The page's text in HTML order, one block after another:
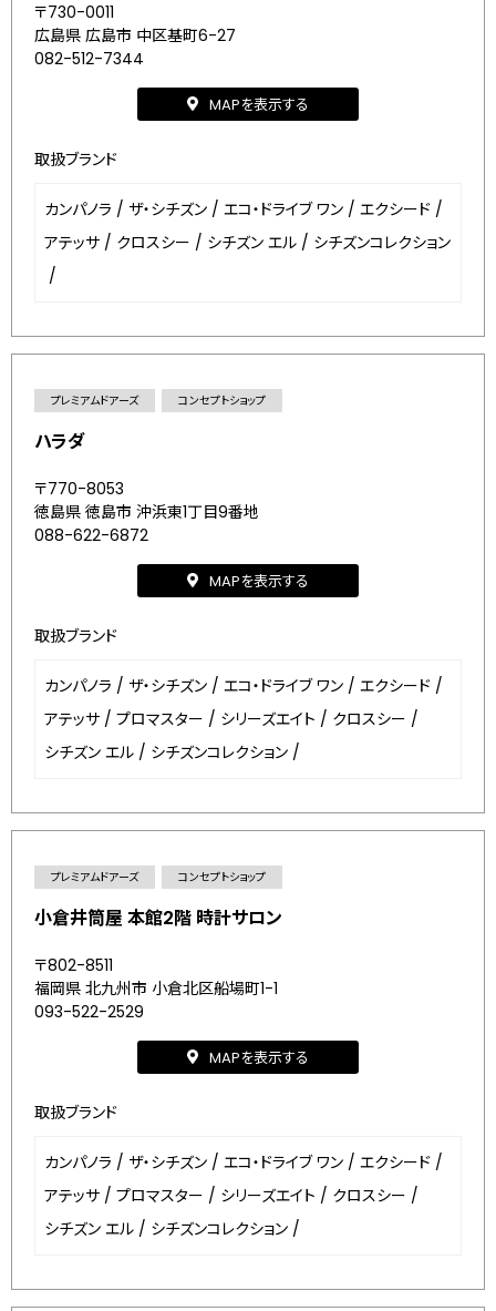
〒730-0011
広島県 広島市 中区基町6-27
082-512-7344
MAPを表示する
取扱ブランド
カンパノラ / ザ・シチズン / エコ・ドライブ ワン / エクシード /
アテッサ / クロスシー / シチズン エル / シチズンコレクション
/
プレミアムドアーズ コンセプトショップ
ハラダ
〒770-8053
徳島県 徳島市 沖浜東1丁目9番地
088-622-6872
MAPを表示する
取扱ブランド
カンパノラ / ザ・シチズン / エコ・ドライブ ワン / エクシード /
アテッサ / プロマスター / シリーズエイト / クロスシー /
シチズン エル / シチズンコレクション /
プレミアムドアーズ コンセプトショップ
小倉井筒屋 本館2階 時計サロン
〒802-8511
福岡県 北九州市 小倉北区船場町1-1
093-522-2529
MAPを表示する
取扱ブランド
カンパノラ / ザ・シチズン / エコ・ドライブ ワン / エクシード /
アテッサ / プロマスター / シリーズエイト / クロスシー /
シチズン エル / シチズンコレクション /